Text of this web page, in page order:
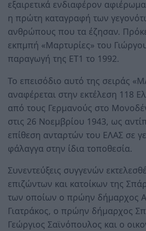
εξαιρετικά ενδιαφέρον
η πρώτη καταγραφή των
ανθρώπους που τα έζησαν.
εκπμπή «Μαρτυρίες» του
παραγωγή της ΕΤ1 το 1992.
Το επεισόδιο αυτό της σειράς
αναφέρεται στην εκτέλεση 118
από τους Γερμανούς στο
στις 26 Νοεμβρίου 1943, ως
επίθεση ανταρτών του ΕΛΑΣ σε
φάλαγγα στην ίδια τοποθεσία.
Συνεντεύξεις συγγενών
επιζώντων και κατοίκων της
των οποίων ο πρώην δήμαρχος
Γιατράκος, ο πρώην δήμαρχος
Γεώργιος Σαϊνόπουλος και ο